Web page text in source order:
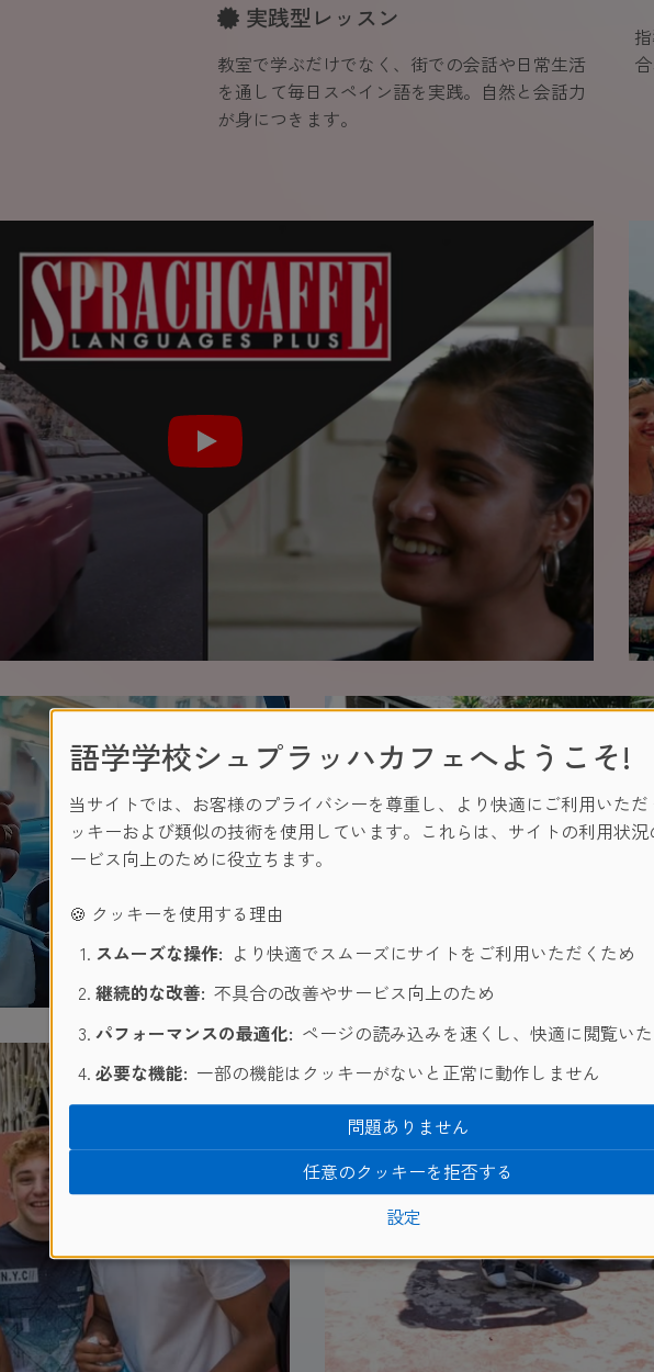
実践型レッスン
教室で学ぶだけでなく、街での会話や日常生活
を通して毎日スペイン語を実践。自然と会話力
が身につきます。
語学学校シュプラッハカフェへようこそ!
当サイトでは、お客様のプライバシーを尊重し、より快適にご利用いた
ッキーおよび類似の技術を使用しています。これらは、サイトの利用状
ービス向上のために役立ちます。
🍪 クッキーを使用する理由
スムーズな操作: より快適でスムーズにサイトをご利用いただくため
継続的な改善: 不具合の改善やサービス向上のため
パフォーマンスの最適化: ページの読み込みを速くし、快適に閲覧い
必要な機能: 一部の機能はクッキーがないと正常に動作しません
設定
任意のクッキーを拒否する
問題ありません